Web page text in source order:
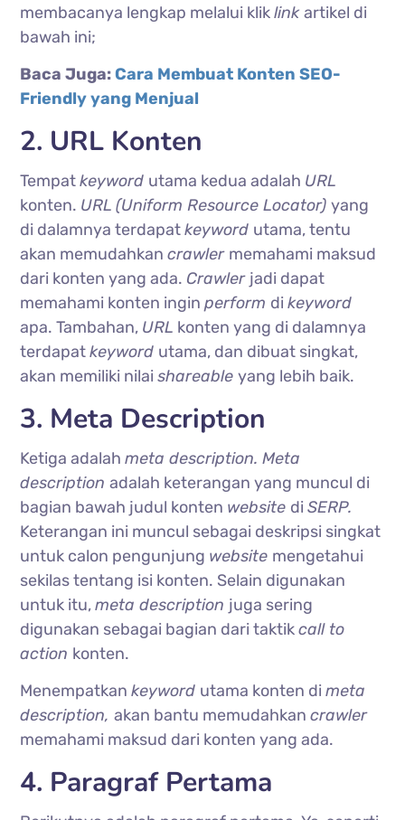
membacanya lengkap melalui kliklinkartikel di
bawah ini;
Baca Juga:Cara Membuat Konten SEO-
Friendly yang Menjual
2. URL Konten
Tempatkeyword utama kedua adalah URL
konten. URL (Uniform Resource Locator)yang
di dalamnya terdapatkeyword utama, tentu
akan memudahkancrawler memahami maksud
dari konten yang ada. Crawler jadi dapat
memahami konten inginperform dikeyword
apa.Tambahan, URL konten yang di dalamnya
terdapatkeyword utama, dan dibuat singkat,
akan memiliki nilaishareableyang lebih baik.
3. Meta Description
Ketiga adalahmeta description. Meta
descriptionadalah keterangan yang muncul di
bagian bawah judul konten website diSERP.
Keterangan ini muncul sebagai deskripsi singkat
untuk calon pengunjung website mengetahui
sekilas tentang isi konten. Selain digunakan
untuk itu,meta description juga sering
digunakan sebagai bagian dari taktikcall to
action konten.
Menempatkankeyword utama konten dimeta
description,akan bantu memudahkancrawler
memahami maksud dari konten yang ada.
4. Paragraf Pertama